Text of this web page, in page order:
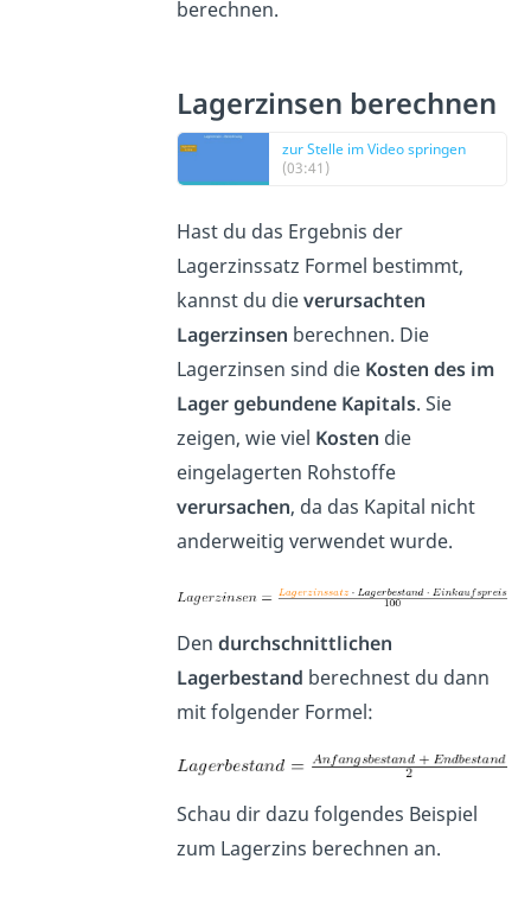
berechnen.
Lagerzinsen berechnen
zur Stelle im Video springen
(03:41)
Hast du das Ergebnis der
Lagerzinssatz Formel bestimmt,
kannst du dieverursachten
Lagerzinsen berechnen. Die
Lagerzinsen sind die Kosten des im
Lager gebundene Kapitals. Sie
zeigen, wie viel Kosten die
eingelagerten Rohstoffe
verursachen, da das Kapital nicht
anderweitig verwendet wurde.
Dendurchschnittlichen
Lagerbestand berechnest du dann
mit folgender Formel:
Schau dir dazu folgendes Beispiel
zum Lagerzins berechnen an.